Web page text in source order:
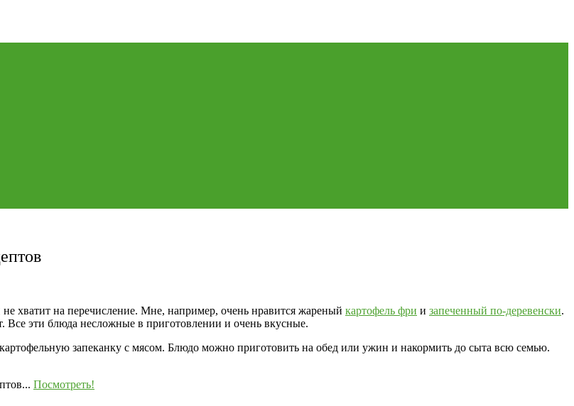
хватит на перечисление. Мне, например, очень нравится жареный картофель фри и запеченный по-деревенски.
Все эти блюда несложные в приготовлении и очень вкусные.
запеканку с мясом. Блюдо можно приготовить на обед или ужин и накормить до сыта всю семью.
Посмотреть!